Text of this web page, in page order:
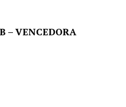
– VENCEDORA